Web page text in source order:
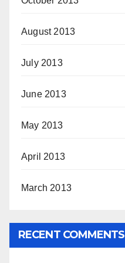
August 2013
July 2013
June 2013
May 2013
April 2013
March 2013
RECENT COMMENTS